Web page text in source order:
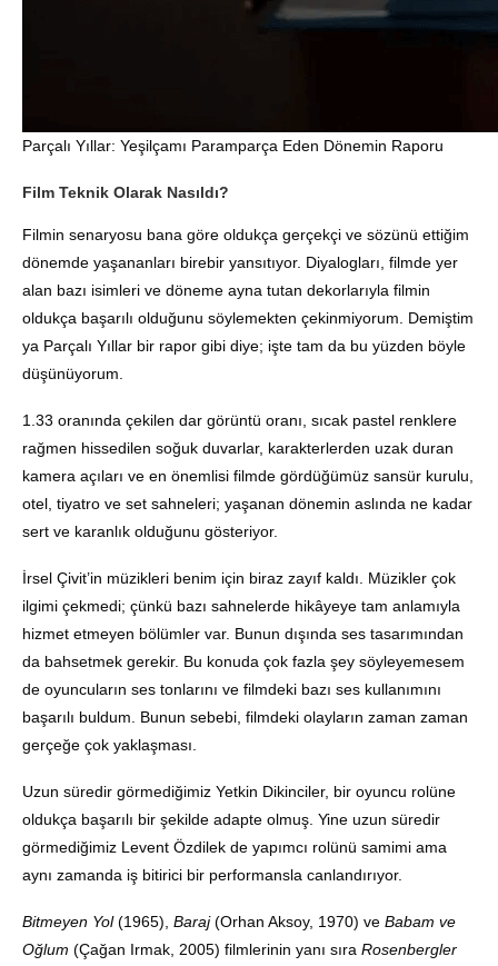
Parçalı Yıllar: Yeşilçamı Paramparça Eden Dönemin Raporu
Film Teknik Olarak Nasıldı?
Filmin senaryosu bana göre oldukça gerçekçi ve sözünü ettiğim
dönemde yaşananları birebir yansıtıyor. Diyalogları, filmde yer
alan bazı isimleri ve döneme ayna tutan dekorlarıyla filmin
oldukça başarılı olduğunu söylemekten çekinmiyorum. Demiştim
ya Parçalı Yıllar bir rapor gibi diye; işte tam da bu yüzden böyle
düşünüyorum.
1.33 oranında çekilen dar görüntü oranı, sıcak pastel renklere
rağmen hissedilen soğuk duvarlar, karakterlerden uzak duran
kamera açıları ve en önemlisi filmde gördüğümüz sansür kurulu,
otel, tiyatro ve set sahneleri; yaşanan dönemin aslında ne kadar
sert ve karanlık olduğunu gösteriyor.
İrsel Çivit’in müzikleri benim için biraz zayıf kaldı. Müzikler çok
ilgimi çekmedi; çünkü bazı sahnelerde hikâyeye tam anlamıyla
hizmet etmeyen bölümler var. Bunun dışında ses tasarımından
da bahsetmek gerekir. Bu konuda çok fazla şey söyleyemesem
de oyuncuların ses tonlarını ve filmdeki bazı ses kullanımını
başarılı buldum. Bunun sebebi, filmdeki olayların zaman zaman
gerçeğe çok yaklaşması.
Uzun süredir görmediğimiz Yetkin Dikinciler, bir oyuncu rolüne
oldukça başarılı bir şekilde adapte olmuş. Yine uzun süredir
görmediğimiz Levent Özdilek de yapımcı rolünü samimi ama
aynı zamanda iş bitirici bir performansla canlandırıyor.
Bitmeyen Yol(1965), Baraj(Orhan Aksoy, 1970) ve Babam ve
Oğlum (Çağan Irmak, 2005) filmlerinin yanı sıra Rosenbergler